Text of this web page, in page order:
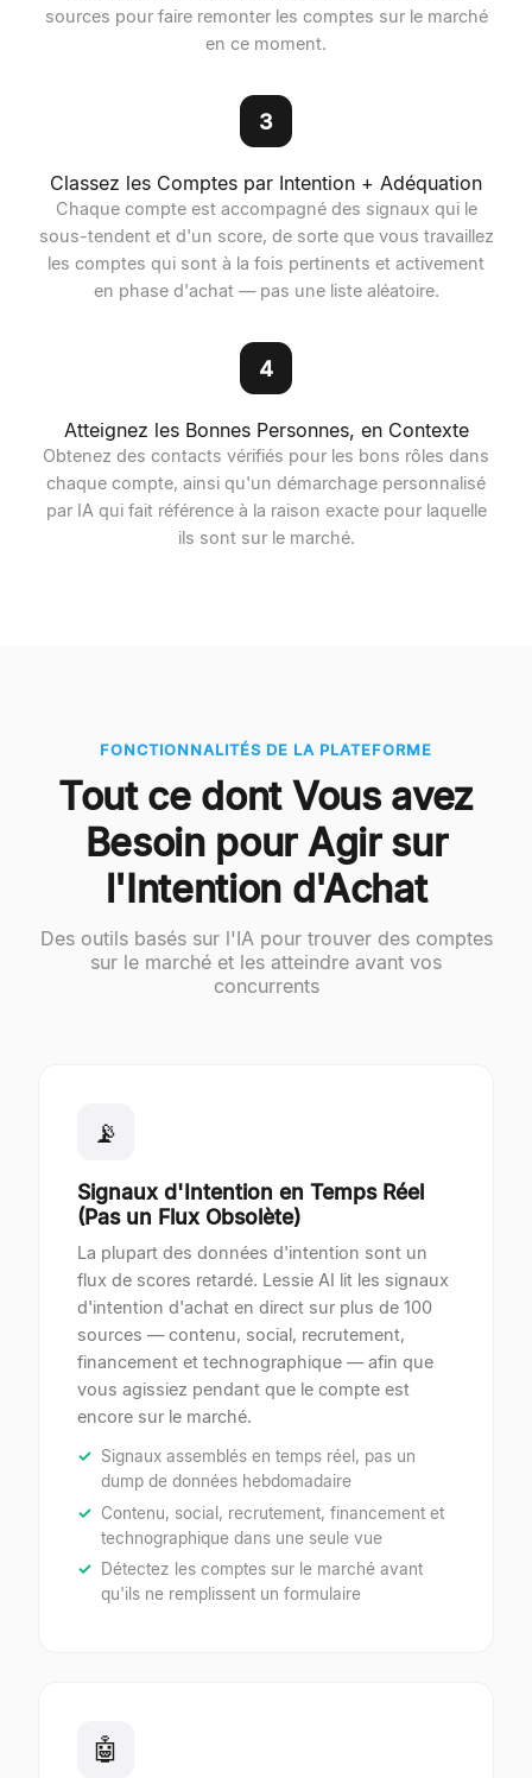
sources pour faire remonter les comptes sur le marché
en ce moment.
3
Classez les Comptes par Intention + Adéquation
Chaque compte est accompagné des signaux qui le
sous-tendent et d'un score, de sorte que vous travaillez
les comptes qui sont à la fois pertinents et activement
en phase d'achat — pas une liste aléatoire.
4
Atteignez les Bonnes Personnes, en Contexte
Obtenez des contacts vérifiés pour les bons rôles dans
chaque compte, ainsi qu'un démarchage personnalisé
par IA qui fait référence à la raison exacte pour laquelle
ils sont sur le marché.
FONCTIONNALITÉS DE LA PLATEFORME
Tout ce dont Vous avez
Besoin pour Agir sur
l'Intention d'Achat
Des outils basés sur l'IA pour trouver des comptes
sur le marché et les atteindre avant vos
concurrents
📡
Signaux d'Intention en Temps Réel
(Pas un Flux Obsolète)
La plupart des données d'intention sont un
flux de scores retardé. Lessie AI lit les signaux
d'intention d'achat en direct sur plus de 100
sources — contenu, social, recrutement,
financement et technographique — afin que
vous agissiez pendant que le compte est
encore sur le marché.
Signaux assemblés en temps réel, pas un
dump de données hebdomadaire
Contenu, social, recrutement, financement et
technographique dans une seule vue
Détectez les comptes sur le marché avant
qu'ils ne remplissent un formulaire
🤖